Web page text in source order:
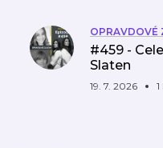
OPRAVDOVÉ
#459 -
Slaten
19. 7. 2026